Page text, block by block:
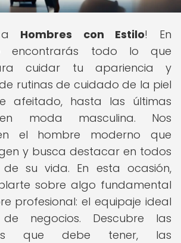
a Hombres con Estilo! En
encontrarás todo lo que
cuidar tu apariencia y
rutinas de cuidado de la piel
afeitado, hasta las últimas
moda masculina. Nos
el hombre moderno que
y busca destacar en todos
su vida. En esta ocasión,
sobre algo fundamental
profesional: el equipaje ideal
negocios. Descubre las
que debe tener, las